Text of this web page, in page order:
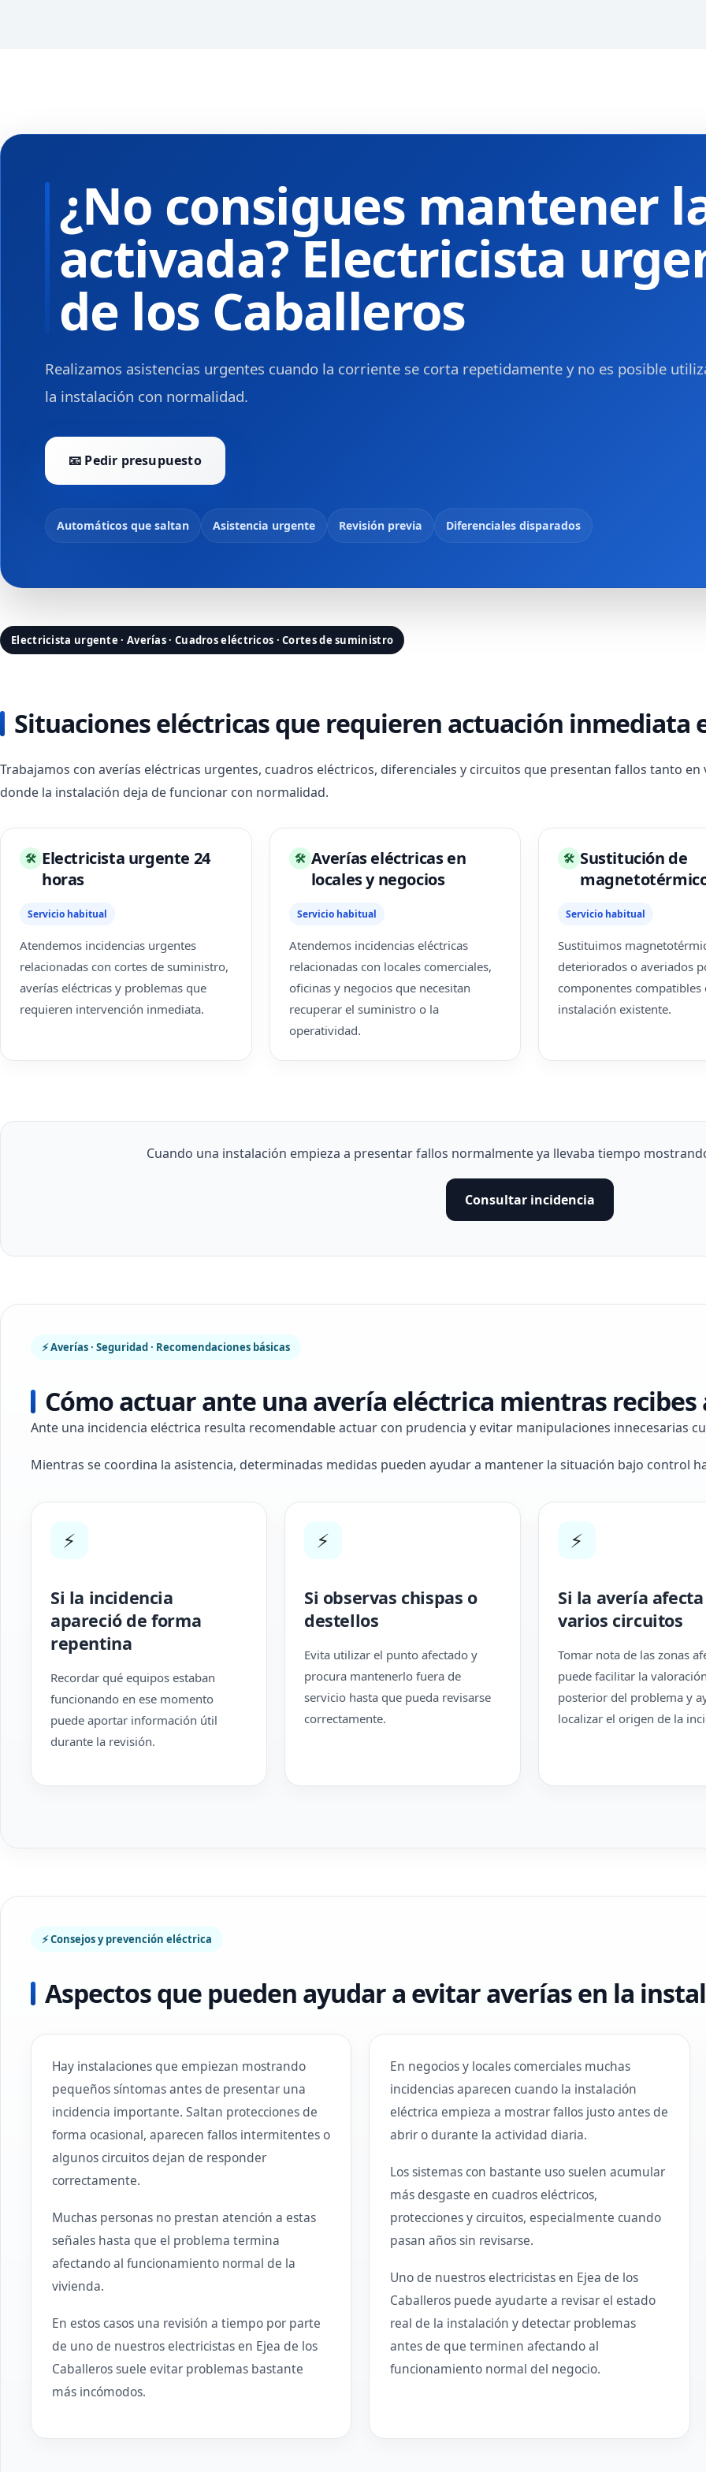
¿No consigues mantener
activada? Electricista
de los Caballeros
Realizamos asistencias urgentes cuando la corriente se corta repetidamente y no es posible
la instalación con normalidad.
📧 Pedir presupuesto
Automáticos que saltan Asistencia urgente Revisión previa Diferenciales disparados
Electricista urgente · Averías · Cuadros eléctricos · Cortes de suministro
Situaciones eléctricas que requieren actuación inmediata
Trabajamos con averías eléctricas urgentes, cuadros eléctricos, diferenciales y circuitos que presentan fallos tanto
donde la instalación deja de funcionar con normalidad.
🛠 Electricista urgente 24
horas
Servicio habitual
Atendemos incidencias urgentes
relacionadas con cortes de suministro,
averías eléctricas y problemas que
requieren intervención inmediata.
🛠 Averías eléctricas en
locales y negocios
Servicio habitual
Atendemos incidencias eléctricas
relacionadas con locales comerciales,
oficinas y negocios que necesitan
recuperar el suministro o la
operatividad.
🛠 Sustitución de
Servicio habitual
Sustituimos
deteriorados o averiados
componentes compatibles
instalación existente.
Cuando una instalación empieza a presentar fallos normalmente ya llevaba tiempo
Consultar incidencia
⚡ Averías · Seguridad · Recomendaciones básicas
Cómo actuar ante una avería eléctrica mientras recibes
Ante una incidencia eléctrica resulta recomendable actuar con prudencia y evitar manipulaciones innecesarias
Mientras se coordina la asistencia, determinadas medidas pueden ayudar a mantener la situación bajo control
⚡
Si la incidencia
apareció de forma
repentina
Recordar qué equipos estaban
funcionando en ese momento
puede aportar información útil
durante la revisión.
⚡
Si observas chispas o
destellos
Evita utilizar el punto afectado y
procura mantenerlo fuera de
servicio hasta que pueda revisarse
correctamente.
⚡
Si la avería
varios circuitos
Tomar nota de las zonas
puede facilitar la
posterior del problema y
localizar el origen de la
⚡ Consejos y prevención eléctrica
Aspectos que pueden ayudar a evitar averías en la
Hay instalaciones que empiezan mostrando
pequeños síntomas antes de presentar una
incidencia importante. Saltan protecciones de
forma ocasional, aparecen fallos intermitentes o
algunos circuitos dejan de responder
correctamente.
Muchas personas no prestan atención a estas
señales hasta que el problema termina
afectando al funcionamiento normal de la
vivienda.
En estos casos una revisión a tiempo por parte
de uno de nuestros electricistas en Ejea de los
Caballeros suele evitar problemas bastante
más incómodos.
En negocios y locales comerciales muchas
incidencias aparecen cuando la instalación
eléctrica empieza a mostrar fallos justo antes de
abrir o durante la actividad diaria.
Los sistemas con bastante uso suelen acumular
más desgaste en cuadros eléctricos,
protecciones y circuitos, especialmente cuando
pasan años sin revisarse.
Uno de nuestros electricistas en Ejea de los
Caballeros puede ayudarte a revisar el estado
real de la instalación y detectar problemas
antes de que terminen afectando al
funcionamiento normal del negocio.